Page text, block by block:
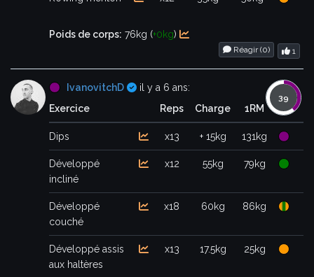
Poids de corps: 76kg (+0kg)
1
Réagir (0)
IvanovitchD Certifié
il y a 6 ans:
Exercice
Reps Charge 1RM
Dips x13 + 15kg 131kg
Développé
incliné
x12 55kg 79kg
Développé
couché
x18 60kg 86kg
Développé assis
aux haltères
x13 17.5kg 25kg